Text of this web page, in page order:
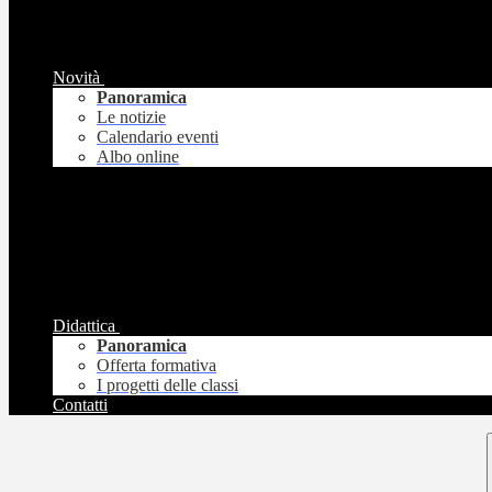
Novità
Panoramica
Le notizie
Calendario eventi
Albo online
Didattica
Panoramica
Offerta formativa
I progetti delle classi
Contatti